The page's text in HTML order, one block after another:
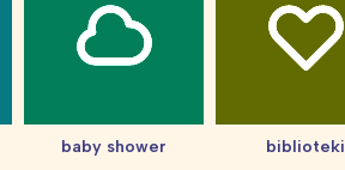
baby shower biblioteki